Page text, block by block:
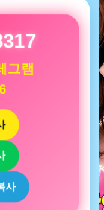
그램
사